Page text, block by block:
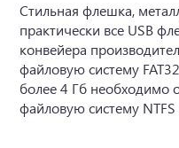
Стильная флешка,
практически все USB
конвейера
файловую систему
более 4 Гб необходимо
файловую систему NTFS